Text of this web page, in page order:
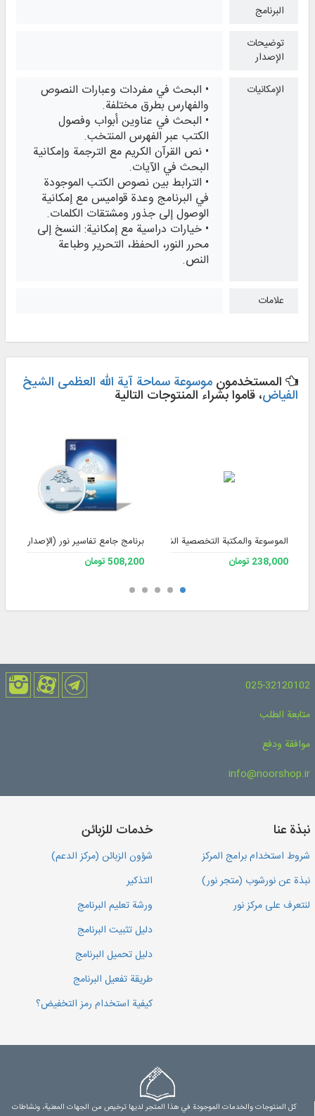
البرنامج
توضيحات
الإصدار
الإمكانيات
• البحث في مفردات وعبارات النصوص
والفهارس بطرق مختلفة.
• البحث في عناوين أبواب وفصول
الكتب عبر الفهرس المنتخب.
• نص القرآن الكريم مع الترجمة وإمكانية
البحث في الآيات.
• الترابط بين نصوص الكتب الموجودة
في البرنامج وعدة قواميس مع إمكانية
الوصول إلى جذور ومشتقات الكلمات.
• خيارات دراسية مع إمكانية: النسخ إلى
محرر النور، الحفظ، التحرير وطباعة
النص.
علامات
المستخدمون موسوعة سماحة آية الله العظمی الشيخ
الفياض، قاموا بشراء المنتوجات التالية
الموسوعة والمكتبة التخصصية الشاملة للفقه 3
238,000 تومان
برنامج جامع تفاسير نور (الإصدار 4)
508,200 تومان
025-32120102
متابعة الطلب
موافقة ودفع
info@noorshop.ir
نبذة عنا
شروط استخدام برامج المركز
نبذة عن نورشوب (متجر نور)
لنتعرف على مركز نور
خدمات للزبائن
شؤون الزبائن (مركز الدعم)
التذكير
ورشة تعليم البرنامج
دليل تثبيت البرنامج
دليل تحميل البرنامج
طريقة تفعيل البرنامج
كيفية استخدام رمز التخفيض؟
كل المنتوجات والخدمات الموجودة في هذا المتجر لديها ترخيص من الجهات المعنية، ونشاطات